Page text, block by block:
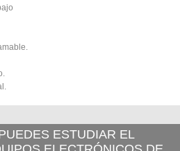
ESTUDIAR EL